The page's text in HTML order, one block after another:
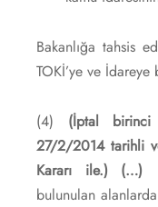
Bakanlığa tahsis
TOKİ’ye ve
(4) (İptal birinci
27/2/2014 tarihli
Kararı ile.)
(…)
bulunulan